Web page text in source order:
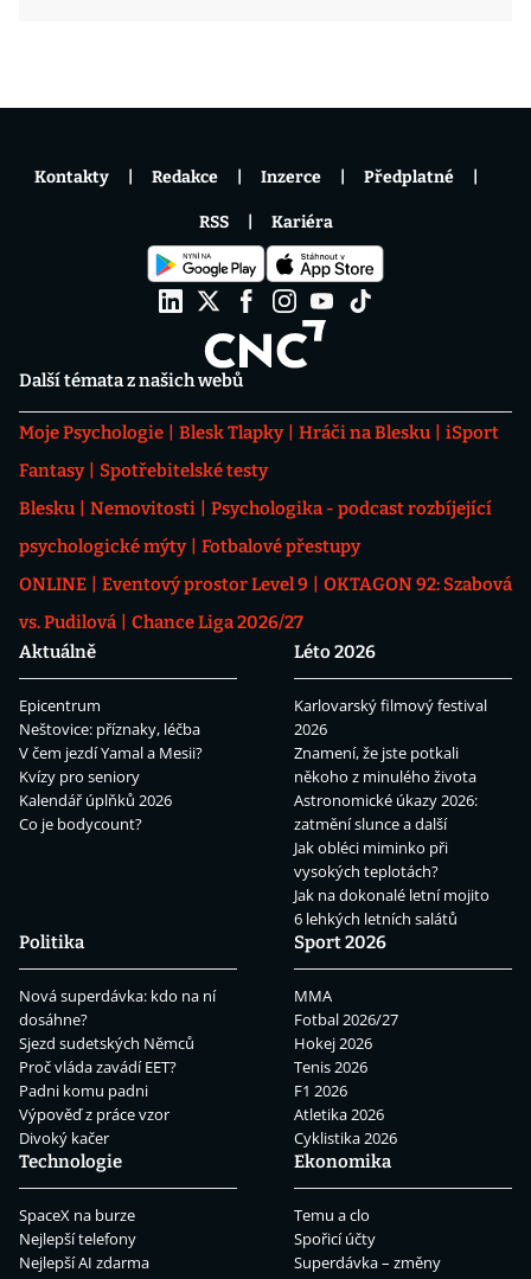
Další témata z našich webů
Moje Psychologie Blesk Tlapky Hráči na Blesku
iSport
Fantasy
Spotřebitelské testy
Blesku
Nemovitosti
Psychologika - podcast rozbíjející
psychologické mýty
Fotbalové přestupy
ONLINE
Eventový prostor Level 9
OKTAGON 92: Szabová
vs. Pudilová
Chance Liga 2026/27
Aktuálně
Epicentrum
Neštovice: příznaky, léčba
V čem jezdí Yamal a Mesii?
Kvízy pro seniory
Kalendář úplňků 2026
Co je bodycount?
Léto 2026
Karlovarský filmový festival
2026
Znamení, že jste potkali
někoho z minulého života
Astronomické úkazy 2026:
zatmění slunce a další
Jak obléci miminko při
vysokých teplotách?
Jak na dokonalé letní mojito
6 lehkých letních salátů
Politika
Nová superdávka: kdo na ní
dosáhne?
Sjezd sudetských Němců
Proč vláda zavádí EET?
Padni komu padni
Výpověď z práce vzor
Divoký kačer
Sport 2026
MMA
Fotbal 2026/27
Hokej 2026
Tenis 2026
F1 2026
Atletika 2026
Cyklistika 2026
Technologie
SpaceX na burze
Nejlepší telefony
Nejlepší AI zdarma
Ekonomika
Temu a clo
Spořicí účty
Superdávka – změny
Kontakty Redakce Inzerce Předplatné
RSS Kariéra